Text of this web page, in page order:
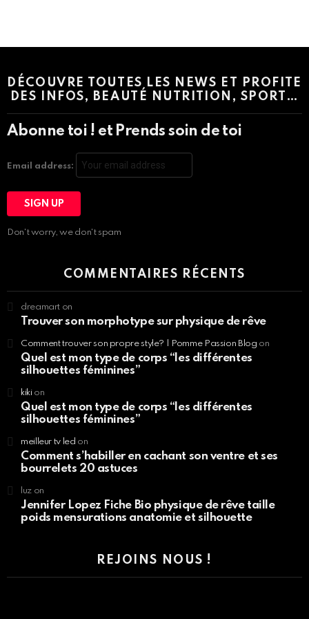
DÉCOUVRE TOUTES LES NEWS ET PROFITE
DES INFOS, BEAUTÉ NUTRITION, SPORT…
Abonne toi ! et Prends soin de toi
Email address:
Don't worry, we don't spam
COMMENTAIRES RÉCENTS
dreamart on
Trouver son morphotype sur physique de rêve
Comment trouver son propre style? | Pomme Passion Blog on
Quel est mon type de corps “les différentes
silhouettes féminines”
kikion
Quel est mon type de corps “les différentes
silhouettes féminines”
meilleur tv led on
Comment s’habiller en cachant son ventre et ses
bourrelets 20 astuces
luzon
Jennifer Lopez Fiche Bio physique de rêve taille
poids mensurations anatomie et silhouette
REJOINS NOUS !